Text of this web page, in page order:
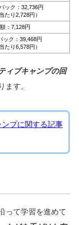
ック：32,736円
たり2,728円）
：7,128円
ック：39,468円
たり6,578円）
ィブキャンプの回
ます。
ンプに関する記事
って学習を進めて